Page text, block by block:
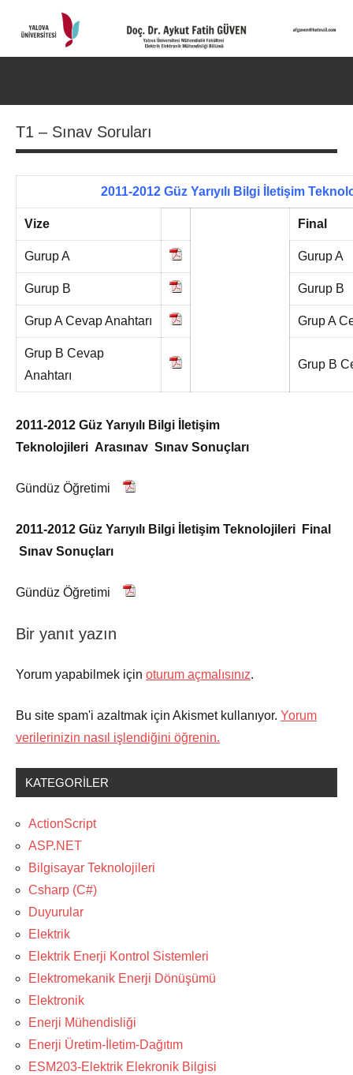
Dr.
Aykut
World's
top
2%
scientists
2025
Sitesi
aç/
T1 – Sınav Soruları
2011-2012 Güz Yarıyılı Bilgi İletişim
Vize Final
Gurup A Gurup A
Gurup B Gurup B
Grup A Cevap Anahtarı Grup A
Grup B Cevap
Anahtarı
Grup B
2011-2012 Güz Yarıyılı Bilgi İletişim
Teknolojileri Arasınav Sınav Sonuçları
Gündüz Öğretimi
2011-2012 Güz Yarıyılı Bilgi İletişim Teknolojileri
Final
Sınav Sonuçları
Gündüz Öğretimi
Bir yanıt yazın
Yorum yapabilmek için oturum açmalısınız.
Bu site spam'i azaltmak için Akismet kullanıyor. Yorum
verilerinizin nasıl işlendiğini öğrenin.
KATEGORILER
ActionScript
ASP.NET
Bilgisayar Teknolojileri
Csharp (C#)
Duyurular
Elektrik
Elektrik Enerji Kontrol Sistemleri
Elektromekanik Enerji Dönüşümü
Elektronik
Enerji Mühendisliği
Enerji Üretim-İletim-Dağıtım
ESM203-Elektrik Elekronik Bilgisi